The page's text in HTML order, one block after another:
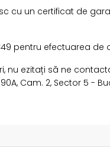
cu un certificat de
pentru efectuarea
nu ezitați să ne
Cam. 2, Sector 5 -